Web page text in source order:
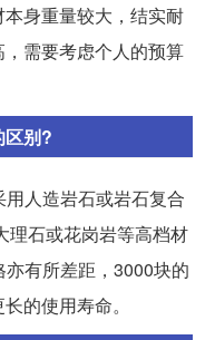
身重量较大，结实耐
需要考虑个人的预算
区别?
人造岩石或岩石复合
理石或花岗岩等高档材
有所差距，3000块的
的使用寿命。